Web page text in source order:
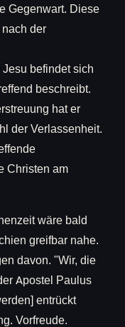
Gegenwart. Diese
der
befindet sich
beschreibt.
hat er
der Verlassenheit.
Christen am
wäre bald
greifbar nahe.
davon. "Wir, die
Apostel Paulus
entrückt
Vorfreude.